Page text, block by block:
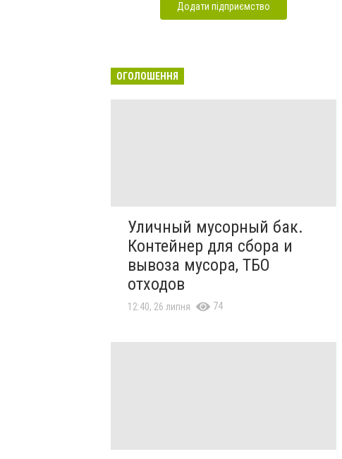
Додати підприємство
ОГОЛОШЕННЯ
Уличный мусорный бак.
Контейнер для сбора и
вывоза мусора, ТБО
отходов
12:40, 26 липня 74